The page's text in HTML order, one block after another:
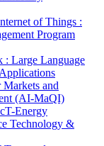
of Things :
Program
Large Language
and
(AI-MaQI)
Energy
Technology &